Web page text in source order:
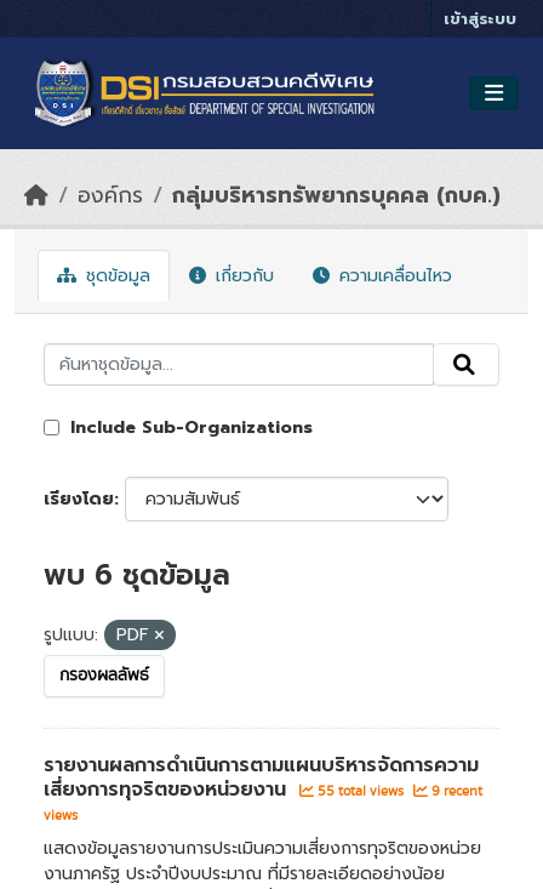
เข้าสู่ระบบ
องค์กร กลุ่มบริหารทรัพยากรบุคคล (กบค.)
ชุดข้อมูล เกี่ยวกับ ความเคลื่อนไหว
Include Sub-Organizations
เรียงโดย
พบ 6 ชุดข้อมูล
รูปแบบ: PDF
กรองผลลัพธ์
รายงานผลการดำเนินการตามแผนบริหารจัดการความ
เสี่ยงการทุจริตของหน่วยงาน
55 total views
9 recent
views
แสดงข้อมูลรายงานการประเมินความเสี่ยงการทุจริตของหน่วย
งานภาครัฐ ประจำปีงบประมาณ ที่มีรายละเอียดอย่างน้อย